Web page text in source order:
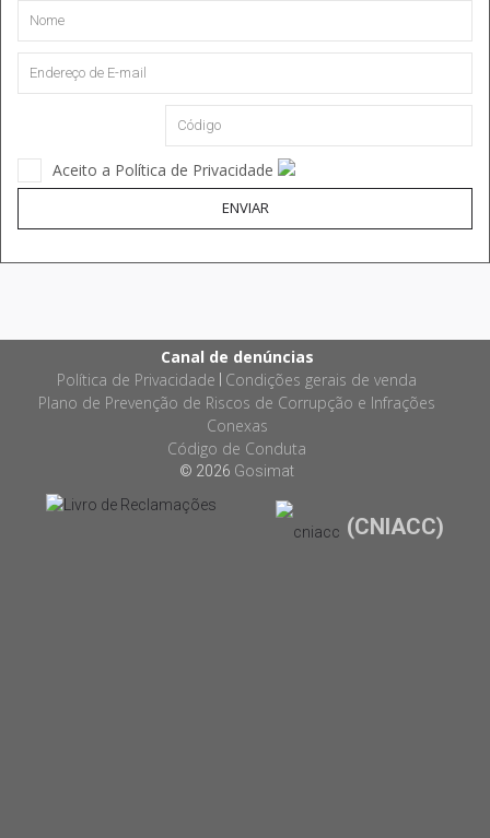
Aceito a Política de Privacidade
ENVIAR
Canal de denúncias
Política de Privacidade Condições gerais de venda
Plano de Prevenção de Riscos de Corrupção e Infrações
Conexas
Código de Conduta
© 2026 Gosimat
(CNIACC)